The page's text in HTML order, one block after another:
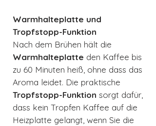
Warmhalteplatte und
Tropfstopp-Funktion
Nach dem Brühen hält die
Warmhalteplatte den Kaffee bis
zu 60 Minuten heiß, ohne dass das
Aroma leidet. Die praktische
Tropfstopp-Funktion sorgt dafür,
dass kein Tropfen Kaffee auf die
Heizplatte gelangt, wenn Sie die